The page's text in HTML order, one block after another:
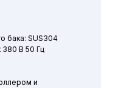
бака: SUS304
380 В 50 Гц
и